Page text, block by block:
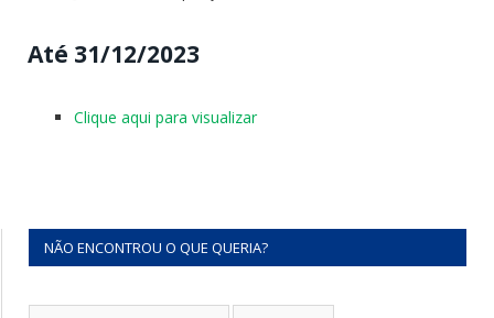
Até 31/12/2023
Clique aqui para visualizar
NÃO ENCONTROU O QUE QUERIA?